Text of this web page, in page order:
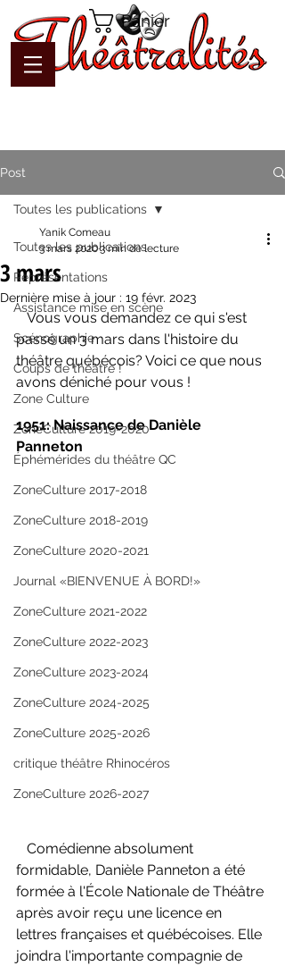
Panier
Post
Toutes les publications
Représentations
Assistance mise en scène
Scénographie
Coups de théâtre !
Zone Culture
ZoneCulture 2019-2020
Éphémérides du théâtre QC
ZoneCulture 2017-2018
ZoneCulture 2018-2019
ZoneCulture 2020-2021
Journal «BIENVENUE À BORD!»
ZoneCulture 2021-2022
ZoneCulture 2022-2023
ZoneCulture 2023-2024
ZoneCulture 2024-2025
ZoneCulture 2025-2026
critique théâtre Rhinocéros
ZoneCulture 2026-2027
Toutes les publications
3 mars
Yanik Comeau
3 mars 20203 min de lecture
Dernière mise à jour : 19 févr. 2023
   Vous vous demandez ce qui s'est
passé un 3 mars dans l'histoire du
théâtre québécois? Voici ce que nous
avons déniché pour vous !
1951: Naissance de Danièle
Panneton
formidable, Danièle Panneton a été
formée à l'École Nationale de Théâtre
après avoir reçu une licence en
lettres françaises et québécoises. Elle
joindra l'importante compagnie de